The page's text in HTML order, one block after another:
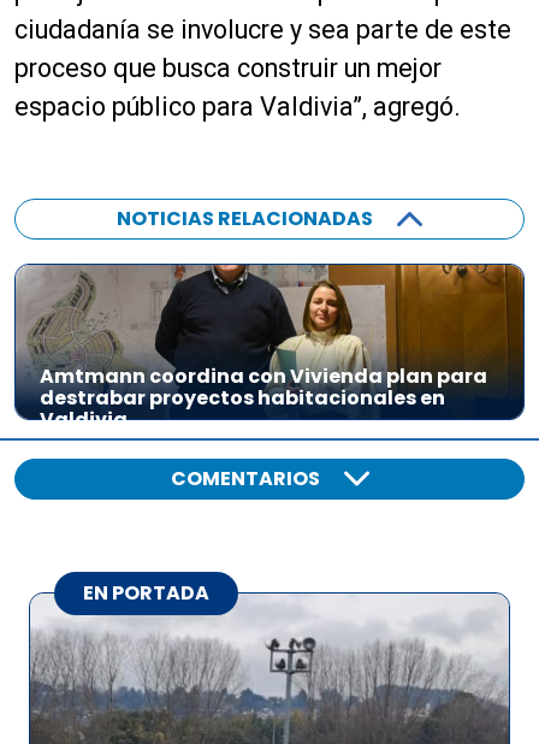
ciudadanía se involucre y sea parte de este
proceso que busca construir un mejor
espacio público para Valdivia”, agregó.
NOTICIAS RELACIONADAS
Amtmann coordina con Vivienda plan para
destrabar proyectos habitacionales en
Valdivia
COMENTARIOS
EN PORTADA